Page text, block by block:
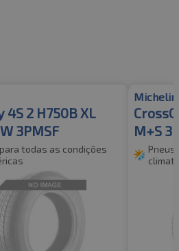
4S 2 H750B XL
3PMSF
todas as condições
Michelin
M+S
Pneus